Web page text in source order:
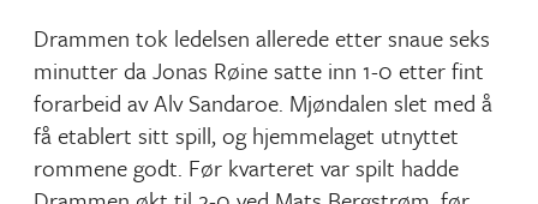
Drammen tok ledelsen allerede etter snaue seks
minutter da Jonas Røine satte inn 1-0 etter fint
forarbeid av Alv Sandaroe. Mjøndalen slet med å
få etablert sitt spill, og hjemmelaget utnyttet
rommene godt. Før kvarteret var spilt hadde